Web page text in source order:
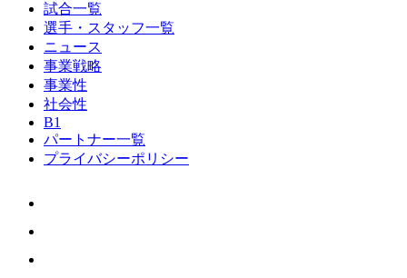
試合一覧
選手・スタッフ一覧
ニュース
事業戦略
事業性
社会性
B1
パートナー一覧
プライバシーポリシー